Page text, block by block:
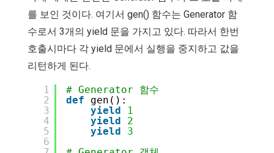
를 보인 것이다. 여기서 gen() 함수는 Generator 함
수로서 3개의 yield 문을 가지고 있다. 따라서 한번
호출시마다 각 yield 문에서 실행을 중지하고 값을
리턴하게 된다.
1
2
3
4
5
6
# Generator 함수
def
gen():
yield
1
yield
2
yield
3